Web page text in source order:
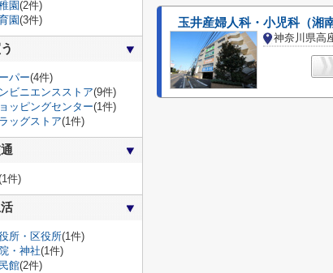
玉井産婦人科・小児科（湘
神奈川県高
園(2件)
園(3件)
パー(4件)
ビニエンスストア(9件)
ッピングセンター(1件)
ッグストア(1件)
件)
所・区役所(1件)
・神社(1件)
館(2件)